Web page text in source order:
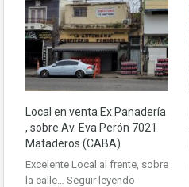
Local en venta Ex Panadería
, sobre Av. Eva Perón 7021
Mataderos (CABA)
Excelente Local al frente, sobre
la calle… Seguir leyendo